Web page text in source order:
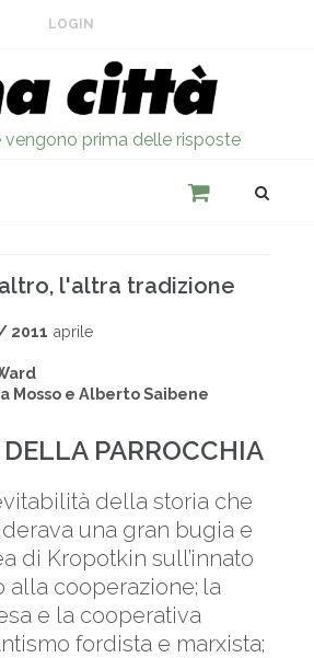
LOGIN
vengono prima delle risposte
l'altra tradizione
2011 aprile
Mosso e Alberto Saibene
PARROCCHIA
della storia che
una gran bugia e
di Kropotkin sull’innato
alla cooperazione; la
e la cooperativa
fordista e marxista;